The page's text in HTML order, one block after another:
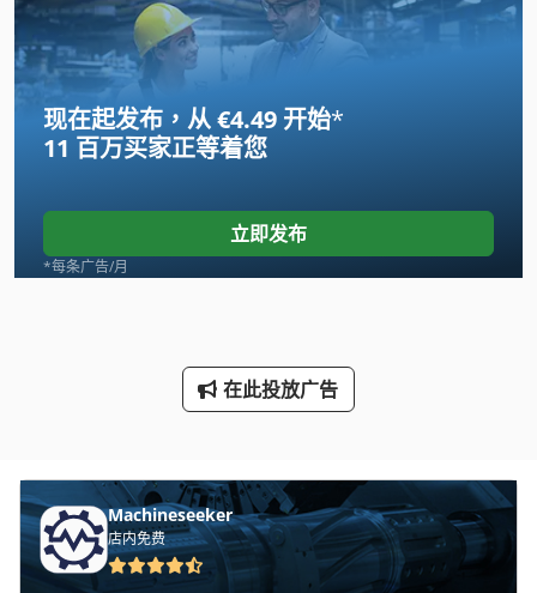
Ng 200
Tak 18
Tur 560
其他 设备
农业机械
机械 车床
没有
现在起发布，从 €4.49 开始*
11 百万买家正等着您
立即发布
*每条广告/月
在此投放广告
Machineseeker
店内免费